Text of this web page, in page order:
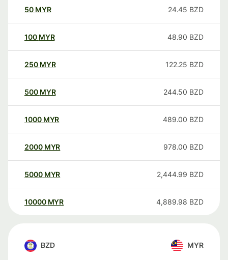
50 MYR 24.45 BZD
100 MYR 48.90 BZD
250 MYR 122.25 BZD
500 MYR 244.50 BZD
1000 MYR 489.00 BZD
2000 MYR 978.00 BZD
5000 MYR 2,444.99 BZD
10000 MYR 4,889.98 BZD
BZD MYR